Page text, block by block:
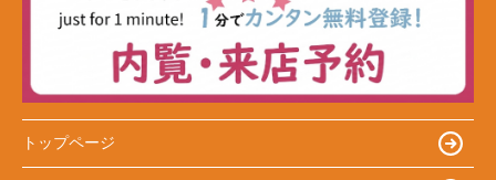
トップページ